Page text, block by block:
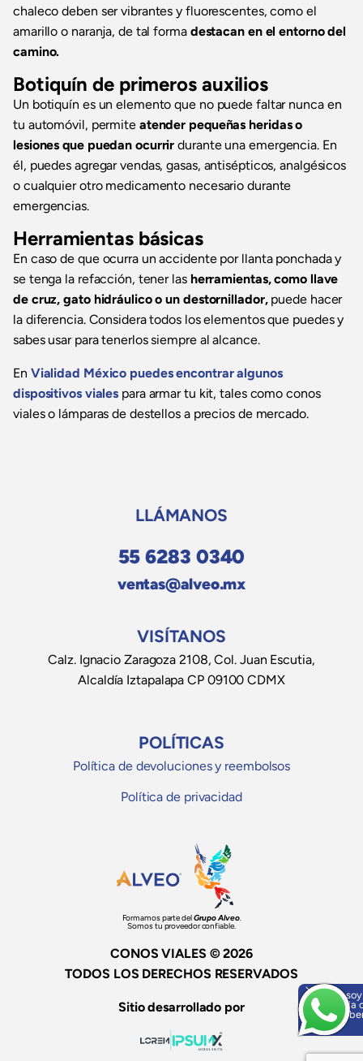
chaleco deben ser vibrantes y fluorescentes, como el
amarillo o naranja, de tal forma destacan en el entorno del
camino.
Botiquín de primeros auxilios
Un botiquín es un elemento que no puede faltar nunca en
tu automóvil, permite atender pequeñas heridas o
lesiones que puedan ocurrir durante una emergencia. En
él, puedes agregar vendas, gasas, antisépticos, analgésicos
o cualquier otro medicamento necesario durante
emergencias.
Herramientas básicas
En caso de que ocurra un accidente por llanta ponchada y
se tenga la refacción, tener las herramientas, como llave
de cruz, gato hidráulico o un destornillador,puede hacer
la diferencia. Considera todos los elementos que puedes y
sabes usar para tenerlos siempre al alcance.
En Vialidad México puedes encontrar algunos
dispositivos viales para armar tu kit, tales como conos
viales o lámparas de destellos a precios de mercado.
LLÁMANOS
55 6283 0340
ventas@alveo.mx
VISÍTANOS
Calz. Ignacio Zaragoza 2108, Col. Juan Escutia,
Alcaldía Iztapalapa CP 09100 CDMX
POLÍTICAS
Política de devoluciones y reembolsos
Política de privacidad
Formamos parte delGrupo Alveo.
Somos tu proveedor confiable.
CONOS VIALES © 2026
TODOS LOS DERECHOS RESERVADOS
Sitio desarrollado por
Hola,
ayuda